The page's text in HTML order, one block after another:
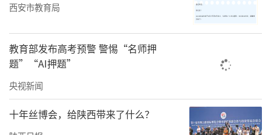
西安市教育局
教育部发布高考预警 警惕“名师押
题”“AI押题”
央视新闻
十年丝博会，给陕西带来了什么？